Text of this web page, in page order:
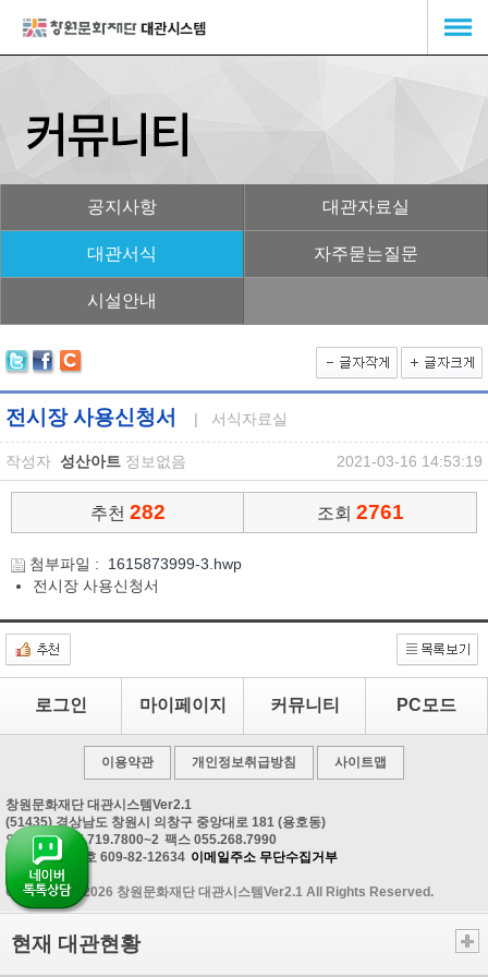
공지사항 대관자료실
대관서식 자주묻는질문
시설안내
전시장 사용신청서 | 서식자료실
작성자 성산아트 정보없음 2021-03-16 14:53:19
추천 282 조회 2761
첨부파일 : 1615873999-3.hwp
전시장 사용신청서
로그인 마이페이지 커뮤니티 PC모드
이용약관 개인정보취급방침 사이트맵
창원문화재단 대관시스템Ver2.1
(51435) 경상남도 창원시 의창구 중앙대로 181 (용호동)
안내문의 055.719.7800~2 팩스 055.268.7990
사업자등록번호 609-82-12634 이메일주소 무단수집거부
Copyrightⓒ 2026 창원문화재단 대관시스템Ver2.1 All Rights Reserved.
현재 대관현황